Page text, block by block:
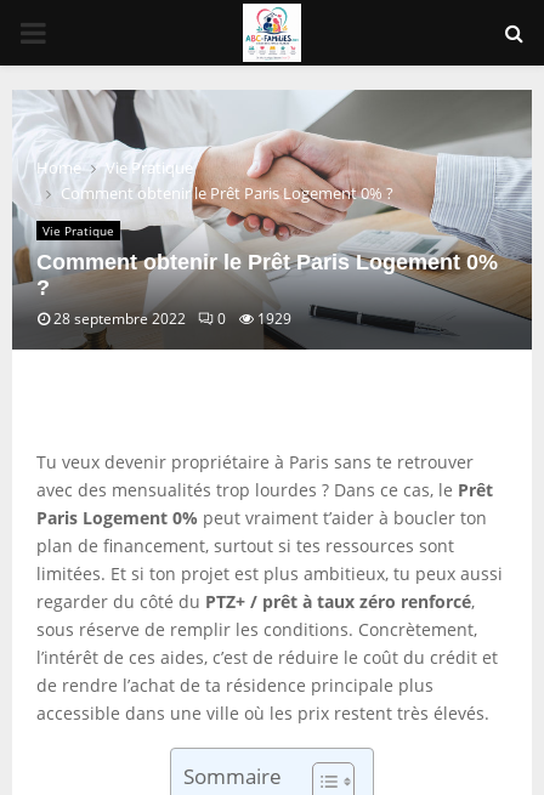
PRIMARY
MENU
Home
Vie Pratique
Comment obtenir le Prêt Paris Logement 0% ?
Vie Pratique
Comment obtenir le Prêt Paris Logement 0%
?
28 septembre 2022 0 1929
Tu veux devenir propriétaire à Paris sans te retrouver
avec des mensualités trop lourdes ? Dans ce cas, le Prêt
Paris Logement 0% peut vraiment t’aider à boucler ton
plan de financement, surtout si tes ressources sont
limitées. Et si ton projet est plus ambitieux, tu peux aussi
regarder du côté du PTZ+ / prêt à taux zéro renforcé,
sous réserve de remplir les conditions. Concrètement,
l’intérêt de ces aides, c’est de réduire le coût du crédit et
de rendre l’achat de ta résidence principale plus
accessible dans une ville où les prix restent très élevés.
Sommaire